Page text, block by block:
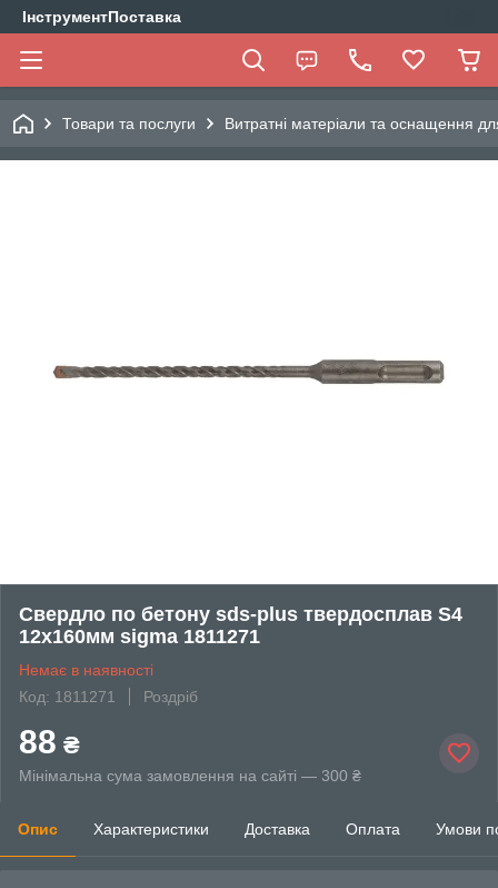
ІнструментПоставка
Товари та послуги Витратні матеріали та оснащення
Свердло по бетону sds-plus твердосплав S4
12х160мм sigma 1811271
Немає в наявності
Код: 1811271
Роздріб
88 ₴
Мінімальна сума замовлення на сайті — 300 ₴
Опис Характеристики Доставка Оплата Умови